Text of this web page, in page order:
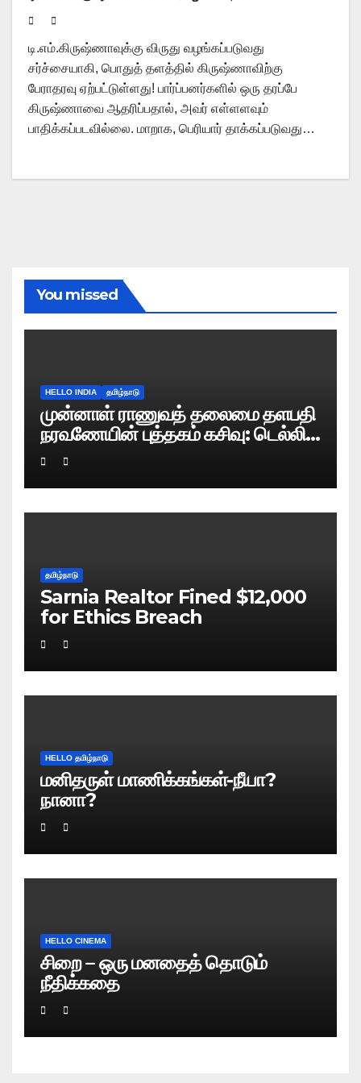
டி.எம்.கிருஷ்ணாவுக்கு விருது வழங்கப்படுவது
சர்ச்சையாகி, பொதுத் தளத்தில் கிருஷ்ணாவிற்கு
பேராதரவு ஏற்பட்டுள்ளது! பார்ப்பனர்களில் ஒரு தரப்பே
கிருஷ்ணாவை ஆதரிப்பதால், அவர் எள்ளளவும்
பாதிக்கப்படவில்லை. மாறாக, பெரியார் தாக்கப்படுவது…
You missed
HELLO INDIA தமிழ்நாடு
முன்னாள் ராணுவத் தலைமை தளபதி
நரவணேயின் புத்தகம் கசிவு: டெல்லி
போலிஸ் வழக்குப் பதிவு!
தமிழ்நாடு
Sarnia Realtor Fined $12,000
for Ethics Breach
HELLO தமிழ்நாடு
மனிதருள் மாணிக்கங்கள்-நீயா?
நானா?
HELLO CINEMA
சிறை – ஒரு மனதைத் தொடும்
நீதிக்கதை